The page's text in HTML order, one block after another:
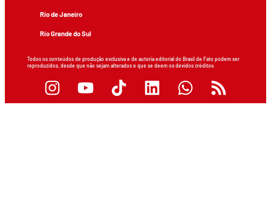
Rio de Janeiro
Rio Grande do Sul
Todos os conteúdos de produção exclusiva e de autoria editorial do Brasil de Fato podem ser
reproduzidos, desde que não sejam alterados e que se deem os devidos créditos.